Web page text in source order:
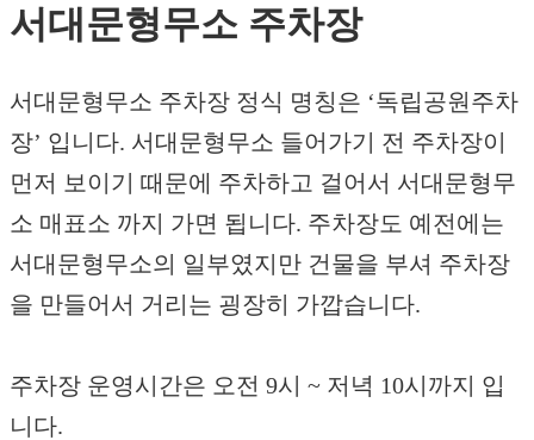
서대문형무소 주차장
서대문형무소 주차장 정식 명칭은 ‘독립공원주차
장’ 입니다. 서대문형무소 들어가기 전 주차장이
먼저 보이기 때문에 주차하고 걸어서 서대문형무
소 매표소 까지 가면 됩니다. 주차장도 예전에는
서대문형무소의 일부였지만 건물을 부셔 주차장
을 만들어서 거리는 굉장히 가깝습니다.
주차장 운영시간은 오전 9시 ~ 저녁 10시까지 입
니다.